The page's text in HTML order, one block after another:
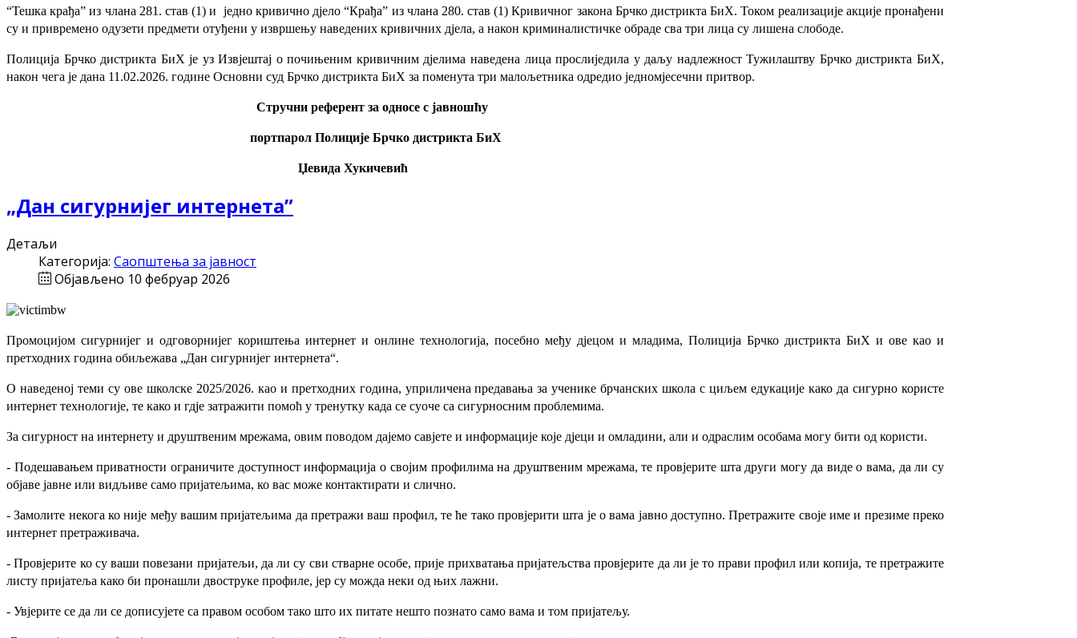
“Тешка крађа” из члана 281. став (1) и једно кривично дјело “Крађа” из члана 280. став (1) Кривичног закона Брчко дистрикта БиХ. Током реализације акције пронађени
су и привремено одузети предмети отуђени у извршењу наведених кривичних дјела, а након криминалистичке обраде сва три лица су лишена слободе.
Полиција Брчко дистрикта БиХ је уз Извјештај о почињеним кривичним дјелима наведена лица прослиједила у даљу надлежност Тужилаштву Брчко дистрикта БиХ,
након чега је дана 11.02.2026. године Основни суд Брчко дистрикта БиХ за поменута три малољетника одредио једномјесечни притвор.
Стручни референт за односе с јавношћу
портпарол Полиције Брчко дистрикта БиХ
Џевида Хукичевић
„Дан сигурнијег интернета”
Детаљи
Категорија: Саопштења за јавност
Објављено 10 фебруар 2026
Промоцијом сигурнијег и одговорнијег кориштења интернет и онлине технологија, посебно међу дјецом и младима, Полиција Брчко дистрикта БиХ и ове као и
претходних година обиљежава „Дан сигурнијег интернета“.
О наведеној теми су ове школске 2025/2026. као и претходних година, уприличена предавања за ученике брчанских школа с циљем едукације како да сигурно користе
интернет технологије, те како и гдје затражити помоћ у тренутку када се суоче са сигурносним проблемима.
За сигурност на интернету и друштвеним мрежама, овим поводом дајемо савјете и информације које дјеци и омладини, али и одраслим особама могу бити од користи.
- Подешавањем приватности ограничите доступност информација о својим профилима на друштвеним мрежама, те провјерите шта други могу да виде о вама, да ли су
објаве јавне или видљиве само пријатељима, ко вас може контактирати и слично.
- Замолите некога ко није међу вашим пријатељима да претражи ваш профил, те ће тако провјерити шта је о вама јавно доступно. Претражите своје име и презиме преко
интернет претраживача.
- Провјерите ко су ваши повезани пријатељи, да ли су сви стварне особе, прије прихватања пријатељства провјерите да ли је то прави профил или копија, те претражите
листу пријатеља како би пронашли двоструке профиле, јер су можда неки од њих лажни.
- Увјерите се да ли се дописујете са правом особом тако што их питате нешто познато само вама и том пријатељу.